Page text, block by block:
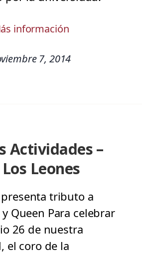
información
7, 2014
Actividades –
Leones
presenta tributo a
Queen Para celebrar
26 de nuestra
el coro de la